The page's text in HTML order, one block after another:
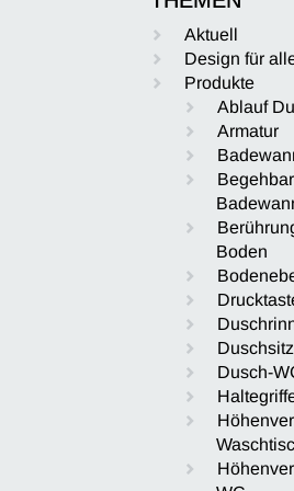
Aktuell
Design für
Produkte
Ablauf
Armatur
Boden
Duschsitz
Dusch-